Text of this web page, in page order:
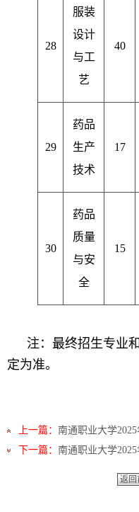
28
服装
设计
与工
艺
40
29
药品
生产
技术
17
30
药品
质量
与安
全
15
注：最终招生专业
定为准。
上一篇： 南通职业大学
下一篇： 南通职业大学
返回